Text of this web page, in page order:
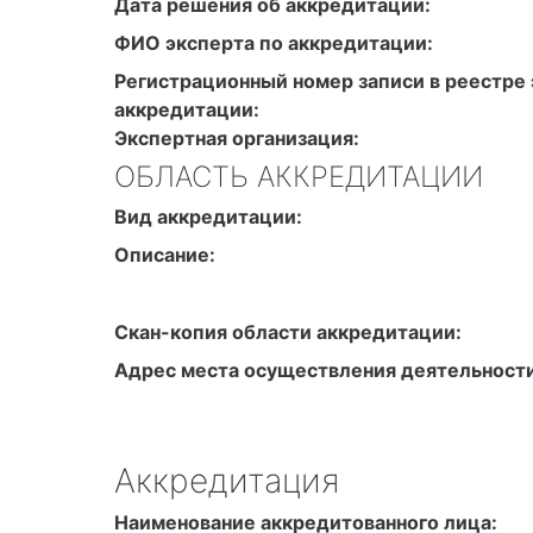
ФИО эксперта по аккредитации:
Регистрационный номер записи в реестре
аккредитации:
Экспертная организация:
ОБЛАСТЬ АККРЕДИТАЦИИ
Вид аккредитации:
Описание:
Скан-копия области аккредитации:
Адрес места осуществления
Аккредитация
Наименование аккредитованного лица: